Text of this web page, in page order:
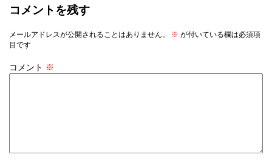
す)
コメントを残す
メールアドレスが公開されることはありません。 ※ が付いている欄は必須項
目です
コメント ※